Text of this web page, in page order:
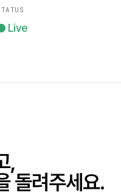
Live
,
돌려주세요.